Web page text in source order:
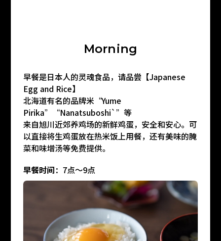
Morning
早餐是日本人的灵魂食品，请品尝【Japanese
Egg and Rice】
北海道有名的品牌米“Yume
Pirika”“Nanatsuboshi`”等
来自旭川近郊养鸡场的新鲜鸡蛋，安全和安心。可
以直接将生鸡蛋放在热米饭上用餐，还有美味的腌
菜和味增汤等免费提供。
早餐时间：7点～9点